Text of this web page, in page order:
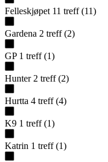
Felleskjøpet 11 treff (11)
Gardena 2 treff (2)
GP 1 treff (1)
Hunter 2 treff (2)
Hurtta 4 treff (4)
K9 1 treff (1)
Katrin 1 treff (1)